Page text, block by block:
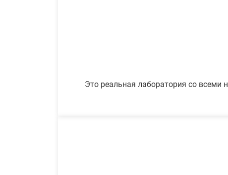
Это реальная лаборатория со